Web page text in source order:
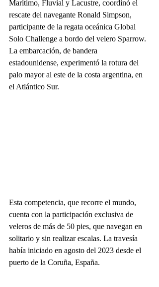
Marítimo, Fluvial y Lacustre, coordinó el
rescate del navegante Ronald Simpson,
participante de la regata oceánica Global
Solo Challenge a bordo del velero Sparrow.
La embarcación, de bandera
estadounidense, experimentó la rotura del
palo mayor al este de la costa argentina, en
el Atlántico Sur.
Esta competencia, que recorre el mundo,
cuenta con la participación exclusiva de
veleros de más de 50 pies, que navegan en
solitario y sin realizar escalas. La travesía
había iniciado en agosto del 2023 desde el
puerto de la Coruña, España.